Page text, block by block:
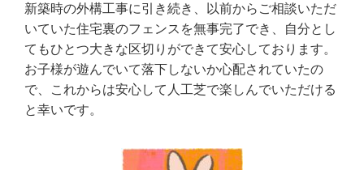
新築時の外構工事に引き続き、以前からご相談いただ
いていた住宅裏のフェンスを無事完了でき、自分とし
てもひとつ大きな区切りができて安心しております。
お子様が遊んでいて落下しないか心配されていたの
で、これからは安心して人工芝で楽しんでいただける
と幸いです。